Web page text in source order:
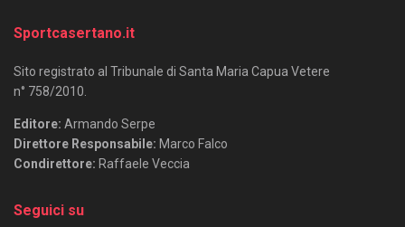
Sportcasertano.it
Sito registrato al Tribunale di Santa Maria Capua Vetere
n° 758/2010.
Editore: Armando Serpe
Direttore Responsabile: Marco Falco
Condirettore: Raffaele Veccia
Seguici su